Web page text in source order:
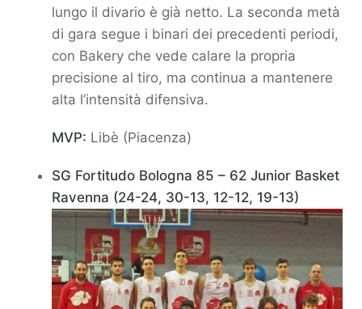
lungo il divario è già netto. La seconda metà
di gara segue i binari dei precedenti periodi,
con Bakery che vede calare la propria
precisione al tiro, ma continua a mantenere
alta l’intensità difensiva.
MVP: Libè (Piacenza)
SG Fortitudo Bologna 85 – 62 Junior Basket
Ravenna (24-24, 30-13, 12-12, 19-13)